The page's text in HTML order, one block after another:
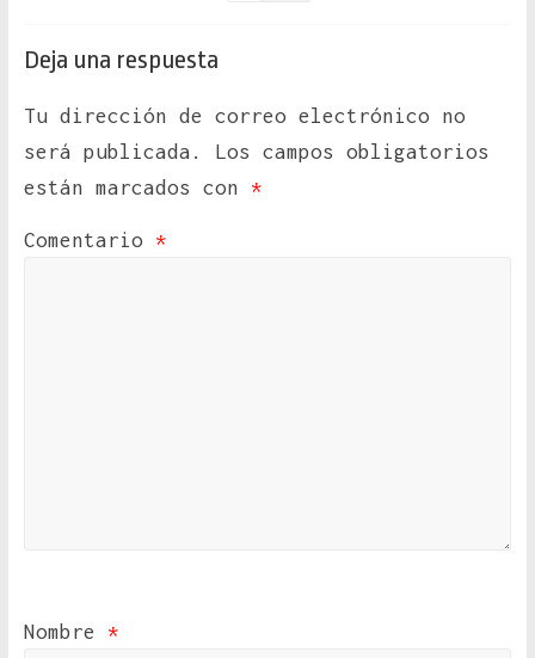
Deja una respuesta
Tu dirección de correo electrónico no
será publicada.
Los campos obligatorios
están marcados con *
Comentario *
Nombre *